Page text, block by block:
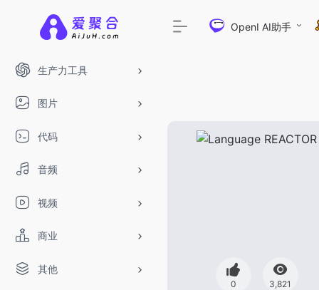
生产力工具
图片
代码
音频
视频
商业
其他
OpenI AI助手
0 3,821
DeepSeek-R1、V3满血版免费用！-